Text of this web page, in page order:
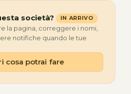
società? IN ARRIVO
la pagina, correggere i nomi,
notifiche quando le tue
cosa potrai fare